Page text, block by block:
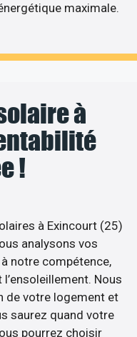
maximale.
à
!
à Exincourt (25)
analysons vos
notre compétence,
Nous
de votre logement et
saurez quand votre
pourrez choisir